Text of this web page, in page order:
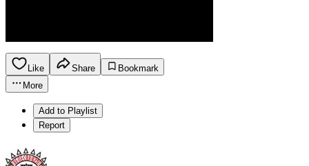
Like Share
Bookmark
More
Add to Playlist
Report